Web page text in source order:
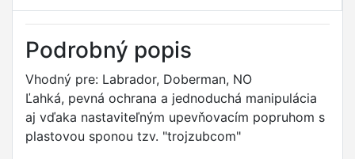
Podrobný popis
Vhodný pre: Labrador, Doberman, NO
Ľahká, pevná ochrana a jednoduchá manipulácia
aj vďaka nastaviteľným upevňovacím popruhom s
plastovou sponou tzv. "trojzubcom"